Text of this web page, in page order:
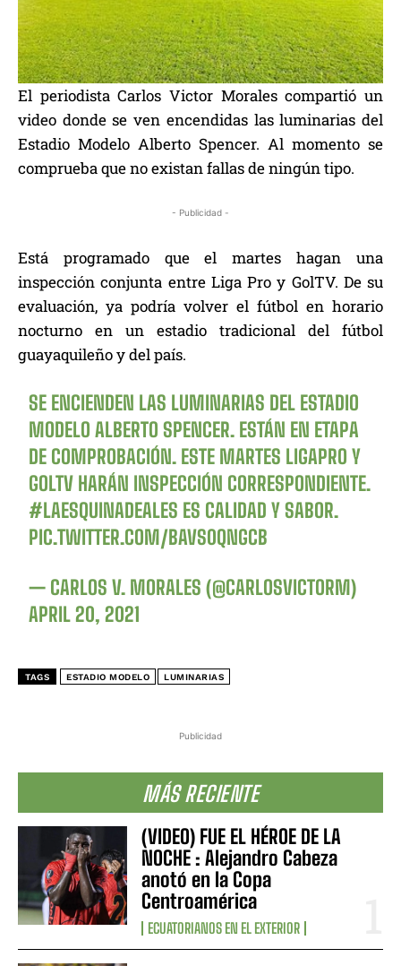
Publicidad
MÁS RECIENTE
(VIDEO) FUE EL HÉROE DE LA
NOCHE : Alejandro Cabeza
anotó en la Copa
Centroamérica
ECUATORIANOS EN EL EXTERIOR
El periodista Carlos Victor Morales compartió un
video donde se ven encendidas las luminarias del
Estadio Modelo Alberto Spencer. Al momento se
comprueba que no existan fallas de ningún tipo.
- Publicidad -
Está programado que el martes hagan una
inspección conjunta entre Liga Pro y GolTV. De su
evaluación, ya podría volver el fútbol en horario
nocturno en un estadio tradicional del fútbol
guayaquileño y del país.
SE ENCIENDEN LAS LUMINARIAS DEL ESTADIO
MODELO ALBERTO SPENCER. ESTÁN EN ETAPA
DE COMPROBACIÓN. ESTE MARTES LIGAPRO Y
GOLTV HARÁN INSPECCIÓN CORRESPONDIENTE.
#LAESQUINADEALES ES CALIDAD Y SABOR.
PIC.TWITTER.COM/BAVS0QNGCB
— CARLOS V. MORALES (@CARLOSVICTORM)
APRIL 20, 2021
TAGS ESTADIO MODELO LUMINARIAS